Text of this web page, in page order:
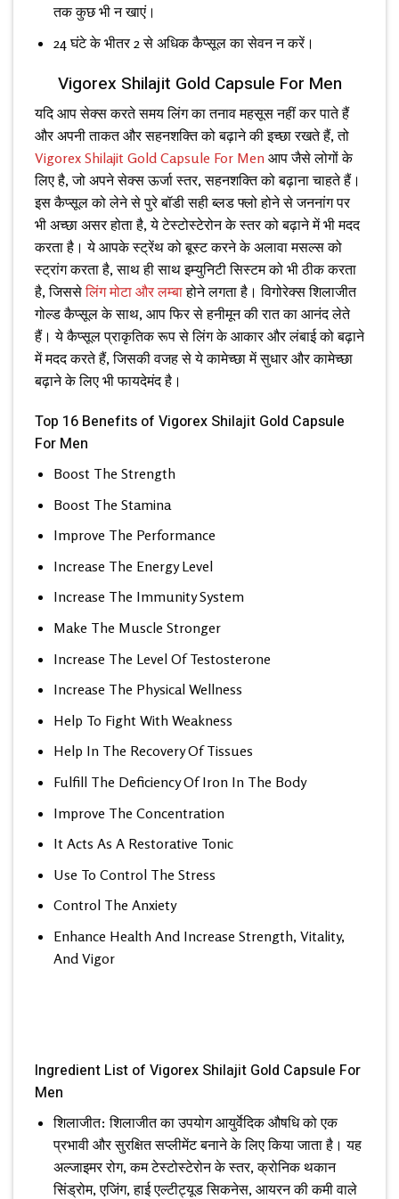
तक कुछ भी न खाएं।
24 घंटे के भीतर 2 से अधिक कैप्सूल का सेवन न करें।
Vigorex Shilajit Gold Capsule For Men
यदि आप सेक्स करते समय लिंग का तनाव महसूस नहीं कर पाते हैं
और अपनी ताकत और सहनशक्ति को बढ़ाने की इच्छा रखते हैं, तो
Vigorex Shilajit Gold Capsule For Men आप जैसे लोगों के
लिए है, जो अपने सेक्स ऊर्जा स्तर, सहनशक्ति को बढ़ाना चाहते हैं।
इस कैप्सूल को लेने से पुरे बॉडी सही ब्लड फ्लो होने से जननांग पर
भी अच्छा असर होता है, ये टेस्टोस्टेरोन के स्तर को बढ़ाने में भी मदद
करता है। ये आपके स्ट्रेंथ को बूस्ट करने के अलावा मसल्स को
स्ट्रांग करता है, साथ ही साथ इम्युनिटी सिस्टम को भी ठीक करता
है, जिससेलिंग मोटा और लम्बाहोने लगता है। विगोरेक्स शिलाजीत
गोल्ड कैप्सूल के साथ, आप फिर से हनीमून की रात का आनंद लेते
हैं। ये कैप्सूल प्राकृतिक रूप से लिंग के आकार और लंबाई को बढ़ाने
में मदद करते हैं, जिसकी वजह से ये कामेच्छा में सुधार और कामेच्छा
बढ़ाने के लिए भी फायदेमंद है।
Top 16 Benefits of Vigorex Shilajit Gold Capsule
For Men
Boost The Strength
Boost The Stamina
Improve The Performance
Increase The Energy Level
Increase The Immunity System
Make The Muscle Stronger
Increase The Level Of Testosterone
Increase The Physical Wellness
Help To Fight With Weakness
Help In The Recovery Of Tissues
Fulfill The Deficiency Of Iron In The Body
Improve The Concentration
It Acts As A Restorative Tonic
Use To Control The Stress
Control The Anxiety
Enhance Health And Increase Strength, Vitality,
And Vigor
Ingredient List of Vigorex Shilajit Gold Capsule For
Men
शिलाजीत: शिलाजीत का उपयोग आयुर्वेदिक औषधि को एक
प्रभावी और सुरक्षित सप्लीमेंट बनाने के लिए किया जाता है। यह
अल्जाइमर रोग, कम टेस्टोस्टेरोन के स्तर, क्रोनिक थकान
सिंड्रोम, एजिंग, हाई एल्टीट्यूड सिकनेस, आयरन की कमी वाले